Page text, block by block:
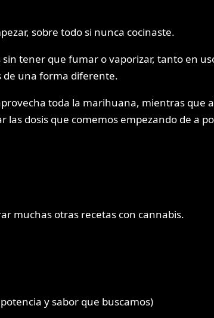
sobre todo si nunca cocinaste.
tener que fumar o vaporizar, tanto en
de una forma diferente.
toda la marihuana, mientras que
las dosis que comemos empezando de a
muchas otras recetas con cannabis.
y sabor que buscamos)